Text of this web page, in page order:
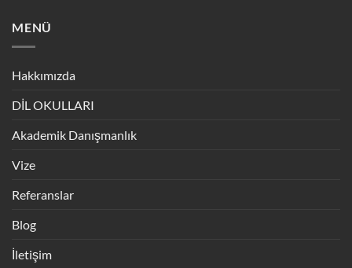
MENÜ
Hakkımızda
DİL OKULLARI
Akademik Danışmanlık
Vize
Referanslar
Blog
İletişim